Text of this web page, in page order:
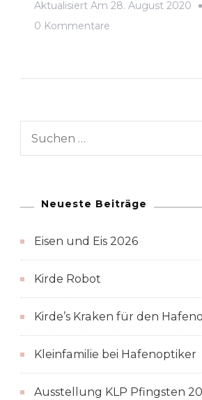
Aktualisiert Am 28. August 2020
0 Kommentare
Suchen
Neueste Beiträge
Eisen und Eis 2026
Kirde Robot
Kirde’s Kraken für den
Kleinfamilie bei Hafenoptiker
Ausstellung KLP Pfingsten